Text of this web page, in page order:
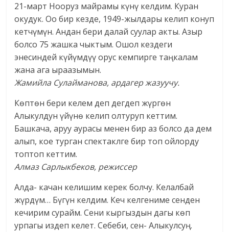
21-март Нооруз майрамы күнү келдим. Куран
окудук. Оо бир кезде, 1949-жылдары келип конуп
кетчүмүн. Андан бери далай суулар акты. Азыр
болсо 75 жашка чыктым. Ошол кездеги
энесиндей күйүмдүү орус кемпирге таңкалам
жана ага ыраазымын.
Жамийла Сулайманова, ардагер жазуучу.
Көптөн бери келем деп дегдеп жүргөн
Алыкулдун үйүнө келип олтуруп кеттим.
Башкача, аруу аурасы менен бир аз болсо да дем
алып, кое турган спектаклге бир топ ойлорду
топтоп кеттим.
Алмаз Сарлыкбеков, режиссер
Алда- качан келишим керек болчу. Келалбай
жүрдүм… Бүгүн келдим. Кеч келгениме сенден
кечирим сурайм. Сени кыргыздын дагы көп
урпагы издеп келет. Себеби, сен- Алыкулсуң.